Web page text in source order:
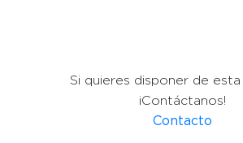
Si quieres disponer de
¡Contáctanos!
Contacto